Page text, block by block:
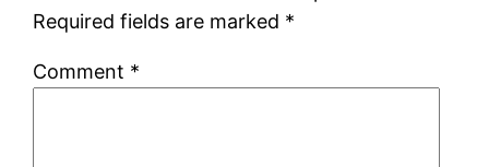
Required fields are marked *
Comment *